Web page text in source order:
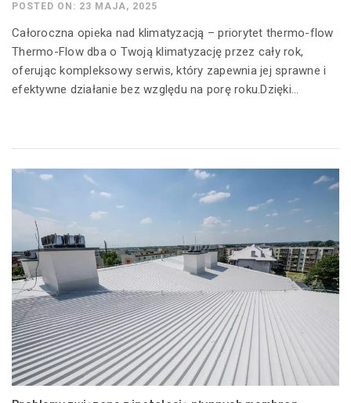
POSTED ON: 23 MAJA, 2025
Całoroczna opieka nad klimatyzacją – priorytet thermo-flow
Thermo-Flow dba o Twoją klimatyzację przez cały rok,
oferując kompleksowy serwis, który zapewnia jej sprawne i
efektywne działanie bez względu na porę roku.Dzięki...